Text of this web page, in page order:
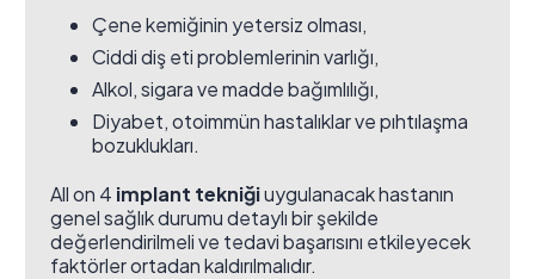
Çene kemiğinin yetersiz olması,
Ciddi diş eti problemlerinin varlığı,
Alkol, sigara ve madde bağımlılığı,
Diyabet, otoimmün hastalıklar ve pıhtılaşma
bozuklukları.
All on 4 implant tekniğiuygulanacak hastanın
genel sağlık durumu detaylı bir şekilde
değerlendirilmeli ve tedavi başarısını etkileyecek
faktörler ortadan kaldırılmalıdır.